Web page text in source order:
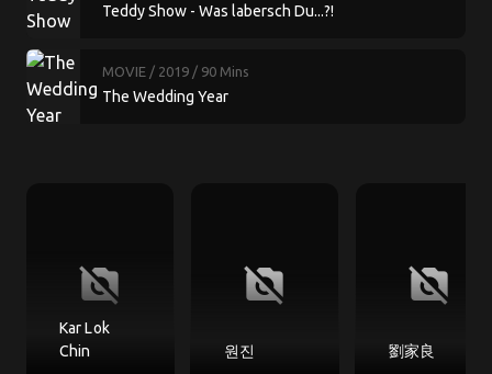
Teddy Show - Was labersch Du...?!
MOVIE / 2019 / 90 Mins
The Wedding Year
no_photography
Kar Lok
Chin
no_photography
원진
no_photography
劉家良